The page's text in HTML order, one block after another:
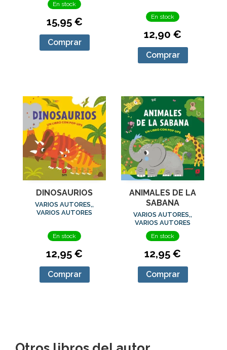
En stock
15,95 €
Comprar
En stock
12,90 €
Comprar
DINOSAURIOS
VARIOS AUTORES,,
VARIOS AUTORES
En stock
12,95 €
Comprar
ANIMALES DE LA
SABANA
VARIOS AUTORES,,
VARIOS AUTORES
En stock
12,95 €
Comprar